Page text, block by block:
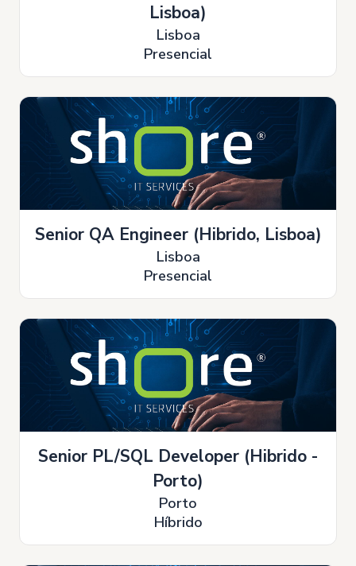
Lisboa)
Lisboa
Presencial
Senior QA Engineer (Hibrido, Lisboa)
Lisboa
Presencial
Senior PL/SQL Developer (Hibrido -
Porto)
Porto
Híbrido